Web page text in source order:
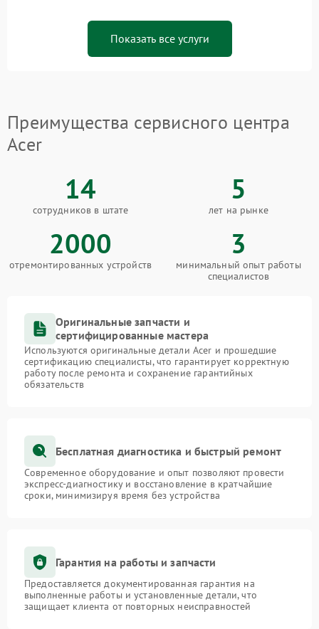
Показать все услуги
Преимущества сервисного центра
Acer
14
сотрудников в штате
5
лет на рынке
2000
отремонтированных устройств
3
минимальный опыт работы
специалистов
Оригинальные запчасти и
сертифицированные мастера
Используются оригинальные детали Acer и прошедшие
сертификацию специалисты, что гарантирует корректную
работу после ремонта и сохранение гарантийных
обязательств
Бесплатная диагностика и быстрый ремонт
Современное оборудование и опыт позволяют провести
экспресс-диагностику и восстановление в кратчайшие
сроки, минимизируя время без устройства
Гарантия на работы и запчасти
Предоставляется документированная гарантия на
выполненные работы и установленные детали, что
защищает клиента от повторных неисправностей